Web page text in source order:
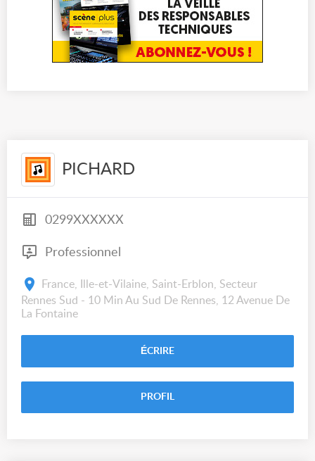
PICHARD
0299XXXXXX
Professionnel
France, Ille-et-Vilaine, Saint-Erblon, Secteur
Rennes Sud - 10 Min Au Sud De Rennes, 12 Avenue De
La Fontaine
ÉCRIRE
PROFIL